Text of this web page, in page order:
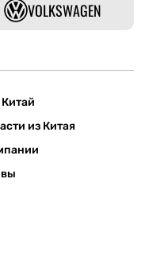
VOLKSWAGEN
из Китая